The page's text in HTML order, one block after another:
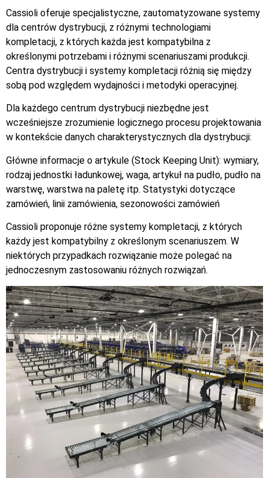
Cassioli oferuje specjalistyczne, zautomatyzowane systemy
dla centrów dystrybucji, z różnymi technologiami
kompletacji, z których każda jest kompatybilna z
określonymi potrzebami i różnymi scenariuszami produkcji.
Centra dystrybucji i systemy kompletacji różnią się między
sobą pod względem wydajności i metodyki operacyjnej.
Dla każdego centrum dystrybucji niezbędne jest
wcześniejsze zrozumienie logicznego procesu projektowania
w kontekście danych charakterystycznych dla dystrybucji:
Główne informacje o artykule (Stock Keeping Unit): wymiary,
rodzaj jednostki ładunkowej, waga, artykuł na pudło, pudło na
warstwę, warstwa na paletę itp. Statystyki dotyczące
zamówień, linii zamówienia, sezonowości zamówień
Cassioli proponuje różne systemy kompletacji, z których
każdy jest kompatybilny z określonym scenariuszem. W
niektórych przypadkach rozwiązanie może polegać na
jednoczesnym zastosowaniu różnych rozwiązań.